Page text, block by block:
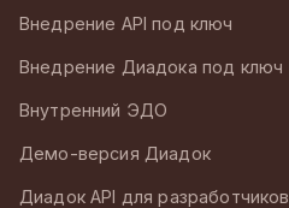
Внедрение API под ключ
Внедрение Диадока под ключ
Внутренний ЭДО
Демо-версия Диадок
Диадок API для разработчиков